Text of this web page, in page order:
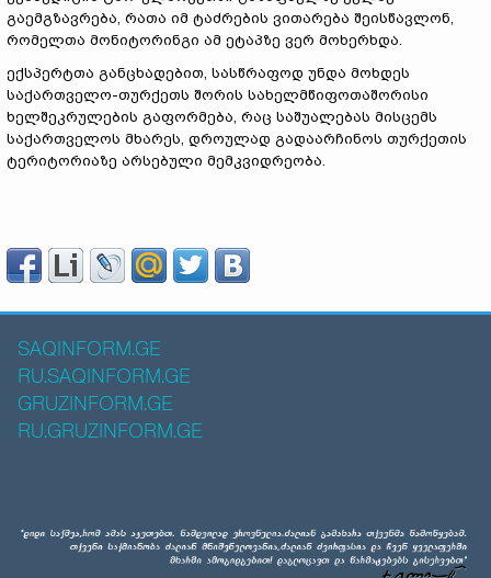
გაემგზავრება, რათა იმ ტაძრების ვითარება შეისწავლონ,
რომელთა მონიტორინგი ამ ეტაპზე ვერ მოხერხდა.
ექსპერტთა განცხადებით, სასწრაფოდ უნდა მოხდეს
საქართველო-თურქეთს შორის სახელმწიფოთაშორისი
ხელშეკრულების გაფორმება, რაც საშუალებას მისცემს
საქართველოს მხარეს, დროულად გადაარჩინოს თურქეთის
ტერიტორიაზე არსებული მემკვიდრეობა.
SAQINFORM.GE
RU.SAQINFORM.GE
GRUZINFORM.GE
RU.GRUZINFORM.GE